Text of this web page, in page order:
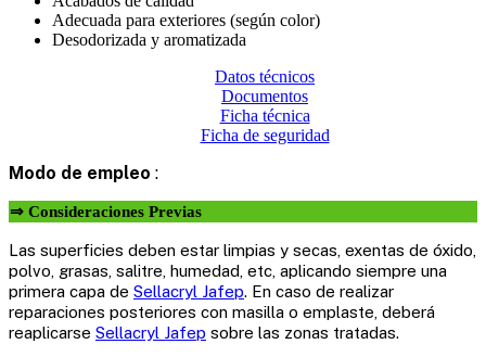
Adecuada para exteriores (según color)
Desodorizada y aromatizada
Datos técnicos
Documentos
Ficha técnica
Ficha de seguridad
Modo de empleo :
⇒ Consideraciones Previas
Las superficies deben estar limpias y secas, exentas de óxido,
polvo, grasas, salitre, humedad, etc, aplicando siempre una
primera capa de Sellacryl Jafep. En caso de realizar
reparaciones posteriores con masilla o emplaste, deberá
reaplicarse Sellacryl Jafep sobre las zonas tratadas.